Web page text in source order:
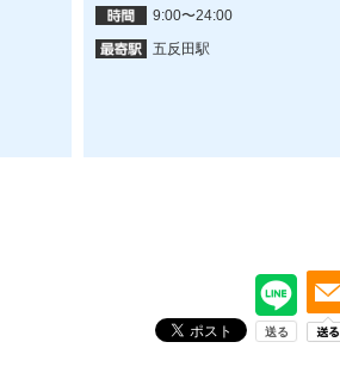
9:00〜24:00
五反田駅